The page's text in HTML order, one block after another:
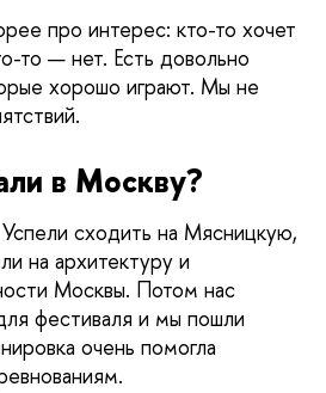
про интерес: кто-то хочет
то — нет. Есть довольно
хорошо играют. Мы не
в Москву?
сходить на Мясницкую,
на архитектуру и
Москвы. Потом нас
фестиваля и мы пошли
очень помогла